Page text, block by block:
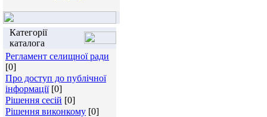
Категорії
каталога
Регламент селищної ради
[0]
Про доступ до публічної
інформації [0]
Рішення сесій [0]
Рішення виконкому [0]